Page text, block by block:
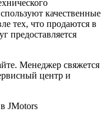
качественные
тех, что продаются в
предоставляется
Менеджер свяжется
центр и
JMotors